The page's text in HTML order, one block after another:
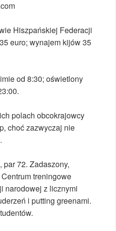
Hiszpańskiej Federacji
euro; wynajem kijów 35
od 8:30; oświetlony
polach obcokrajowcy
choć zazwyczaj nie
par 72. Zadaszony,
treningowe
narodowej z licznymi
i putting greenami.